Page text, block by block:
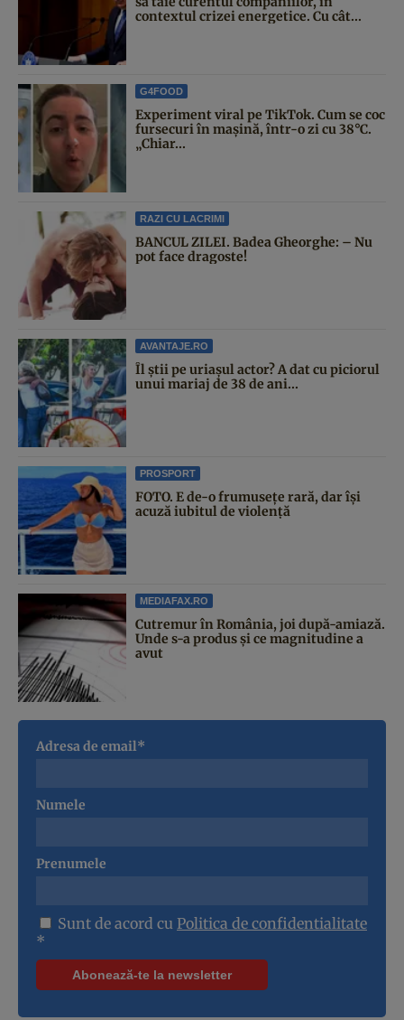
contextul crizei energetice. Cu cât...
G4FOOD
Experiment viral pe TikTok. Cum se coc
fursecuri în mașină, într-o zi cu 38°C.
„Chiar...
RAZI CU LACRIMI
BANCUL ZILEI. Badea Gheorghe: – Nu
pot face dragoste!
AVANTAJE.RO
Îl știi pe uriașul actor? A dat cu piciorul
unui mariaj de 38 de ani...
PROSPORT
FOTO. E de-o frumusețe rară, dar își
acuză iubitul de violență
MEDIAFAX.RO
Cutremur în România, joi după-amiază.
Unde s-a produs și ce magnitudine a
avut
Adresa de email*
Numele
Prenumele
Sunt de acord cu Politica de confidentialitate
*